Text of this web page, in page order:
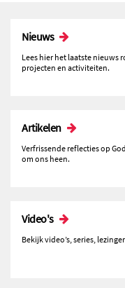
Nieuws
Lees hier het laatste
projecten en activiteiten.
Artikelen
Verfrissende reflecties op
om ons heen.
Video's
Bekijk video’s, series,